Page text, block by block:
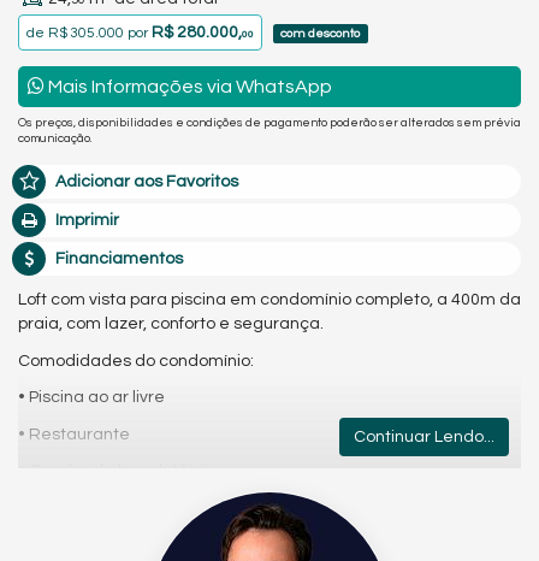
de R$ 305.000 porR$ 280.000,00 com desconto
Mais Informações via WhatsApp
Os preços, disponibilidades e condições de pagamento poderão ser alterados sem prévia
comunicação.
Adicionar aos Favoritos
Imprimir
Financiamentos
Loft com vista para piscina em condomínio completo, a 400m da
praia, com lazer, conforto e segurança.
Comodidades do condomínio:
• Piscina ao ar livre
• Restaurante Continuar Lendo...